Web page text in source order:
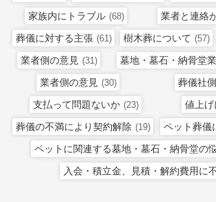
家族内にトラブル (68) 業者と連絡
葬儀に対する主張 (61) 樹木葬について (57)
業者側の意見 (31) 墓地・墓石・納骨堂
業者側の意見 (30) 葬儀社
支払って問題ないか (23) 値上げ
葬儀の不満により契約解除 (19) ペット葬儀
ペットに関連する墓地・墓石・納骨堂の
入会・積立金、見積・解約費用に